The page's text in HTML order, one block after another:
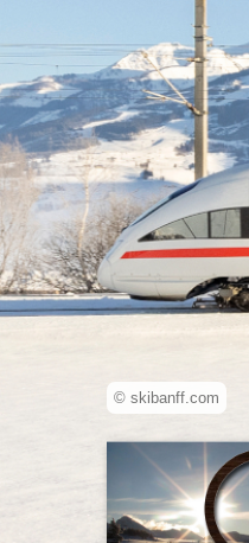
© skibanff.com